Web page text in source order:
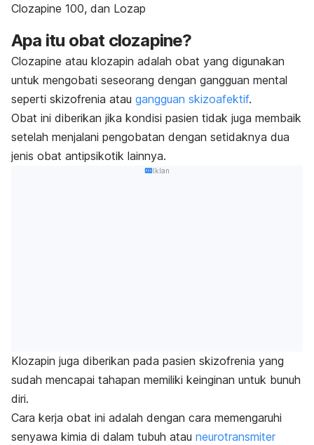
Clozapine 100, dan Lozap
Apa itu obat clozapine?
Clozapine atau klozapin adalah obat yang digunakan
untuk mengobati seseorang dengan gangguan mental
seperti skizofrenia atau gangguan skizoafektif.
Obat ini diberikan jika kondisi pasien tidak juga membaik
setelah menjalani pengobatan dengan setidaknya dua
jenis obat antipsikotik lainnya.
Iklan
Klozapin juga diberikan pada pasien skizofrenia yang
sudah mencapai tahapan memiliki keinginan untuk bunuh
diri.
Cara kerja obat ini adalah dengan cara memengaruhi
senyawa kimia di dalam tubuh atau neurotransmiter